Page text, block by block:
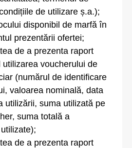
de utilizare ș.a.);
disponibil de marfă în
prezentării ofertei;
de a prezenta raport
utilizarea voucherului de
(numărul de identificare
valoarea nominală, data
utilizării, suma utilizată pe
suma totală a
de a prezenta raport